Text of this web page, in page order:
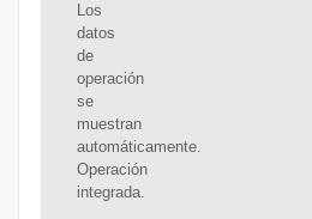
Los
datos
de
operación
se
muestran
automáticamente.
Operación
integrada.